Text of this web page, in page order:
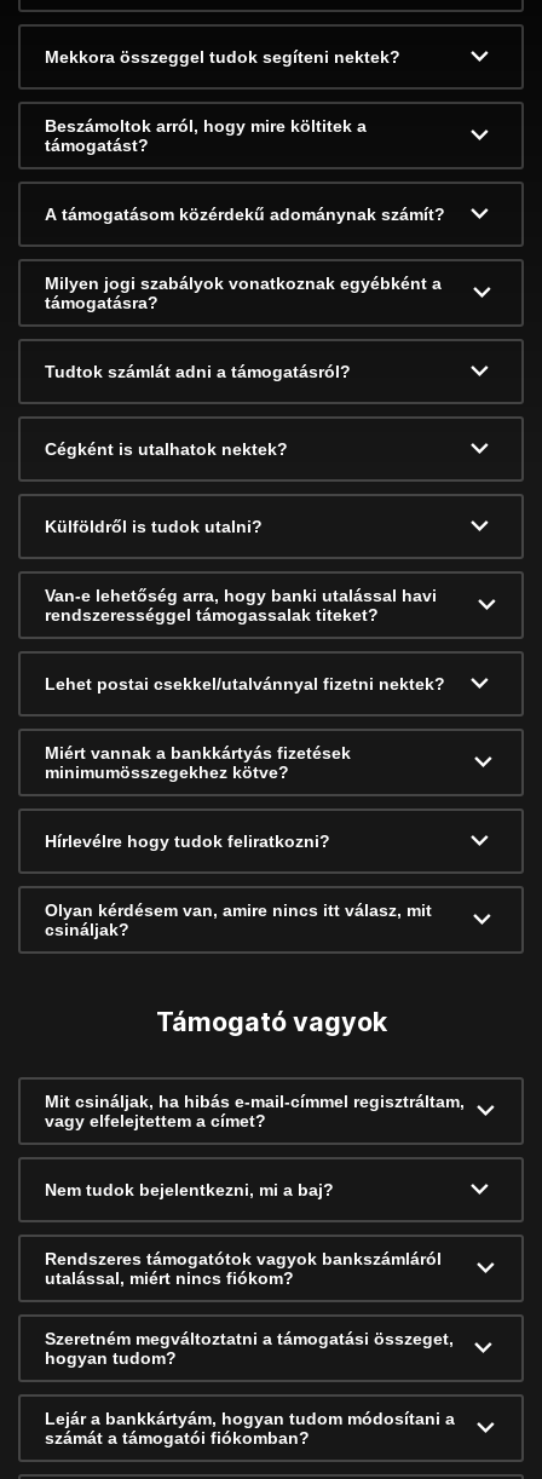
Mekkora összeggel tudok segíteni nektek?
Beszámoltok arról, hogy mire költitek a
támogatást?
A támogatásom közérdekű adománynak számít?
Milyen jogi szabályok vonatkoznak egyébként a
támogatásra?
Tudtok számlát adni a támogatásról?
Cégként is utalhatok nektek?
Külföldről is tudok utalni?
Van-e lehetőség arra, hogy banki utalással havi
rendszerességgel támogassalak titeket?
Lehet postai csekkel/utalvánnyal fizetni nektek?
Miért vannak a bankkártyás fizetések
minimumösszegekhez kötve?
Hírlevélre hogy tudok feliratkozni?
Olyan kérdésem van, amire nincs itt válasz, mit
csináljak?
Támogató vagyok
Mit csináljak, ha hibás e-mail-címmel regisztráltam,
vagy elfelejtettem a címet?
Nem tudok bejelentkezni, mi a baj?
Rendszeres támogatótok vagyok bankszámláról
utalással, miért nincs fiókom?
Szeretném megváltoztatni a támogatási összeget,
hogyan tudom?
Lejár a bankkártyám, hogyan tudom módosítani a
számát a támogatói fiókomban?